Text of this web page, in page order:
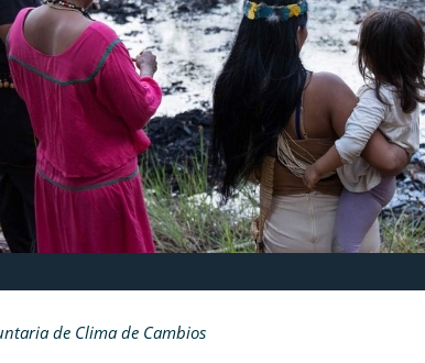
de Clima de Cambios